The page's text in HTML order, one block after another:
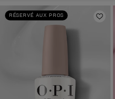
RÉSERVÉ AUX PROS